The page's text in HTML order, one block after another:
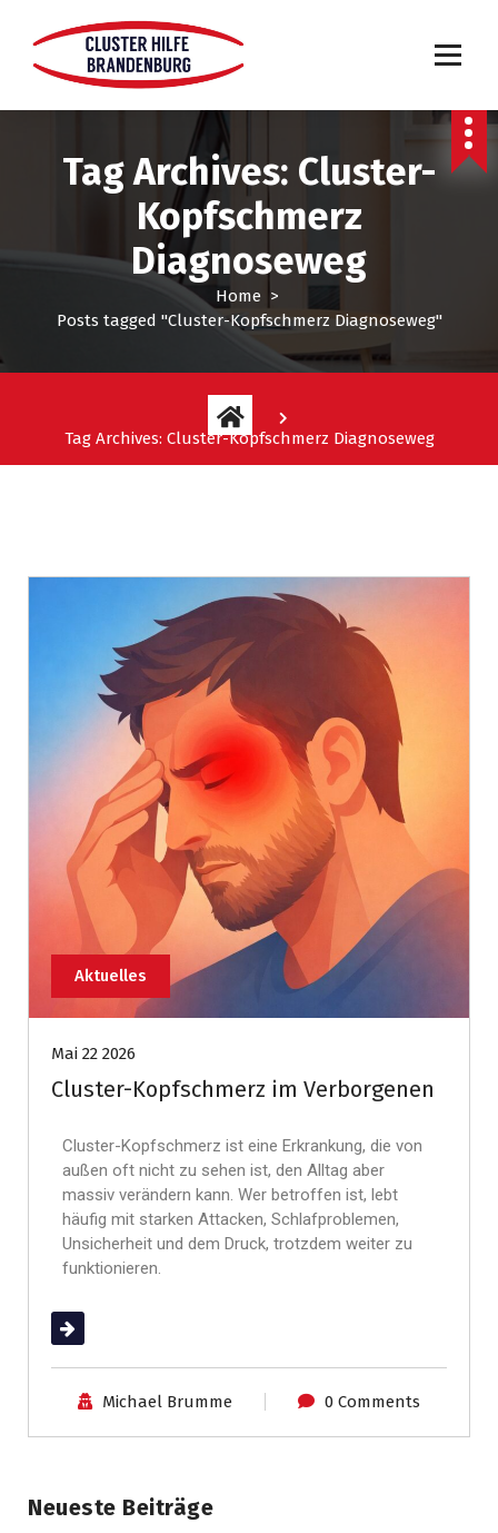
Tag Archives: Cluster-
Kopfschmerz
Diagnoseweg
Home>
Posts tagged "Cluster-Kopfschmerz Diagnoseweg"
Tag Archives: Cluster-Kopfschmerz Diagnoseweg
Aktuelles
Mai 22 2026
Cluster-Kopfschmerz im Verborgenen
Cluster-Kopfschmerz ist eine Erkrankung, die von
außen oft nicht zu sehen ist, den Alltag aber
massiv verändern kann. Wer betroffen ist, lebt
häufig mit starken Attacken, Schlafproblemen,
Unsicherheit und dem Druck, trotzdem weiter zu
funktionieren.
(mehr …)
Michael Brumme 0 Comments
Neueste Beiträge